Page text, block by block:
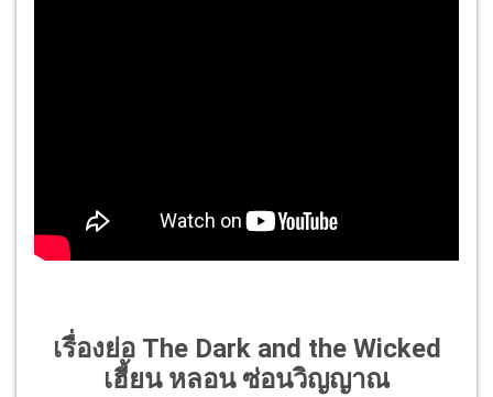
เรื่องย่อ The Dark and the Wicked
เฮี้ยน หลอน ซ่อนวิญญาณ